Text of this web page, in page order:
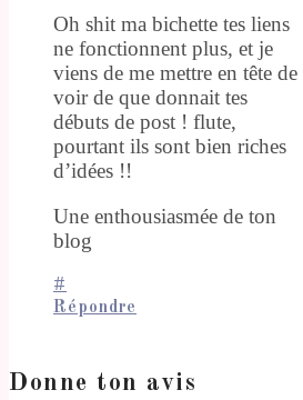
Oh shit ma bichette tes liens
ne fonctionnent plus, et je
viens de me mettre en tête de
voir de que donnait tes
débuts de post ! flute,
pourtant ils sont bien riches
d’idées !!
Une enthousiasmée de ton
blog
#
Répondre
Donne ton avis